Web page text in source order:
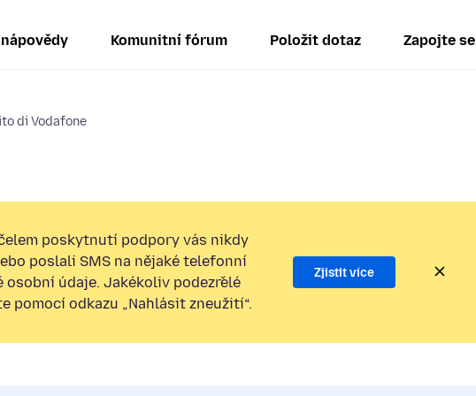
Komunitní fórum Položit dotaz Zapojte se
di Vodafone
poskytnutí podpory vás nikdy
poslali SMS na nějaké telefonní
údaje. Jakékoliv podezřelé
pomocí odkazu „Nahlásit zneužití“.
Zjistit více